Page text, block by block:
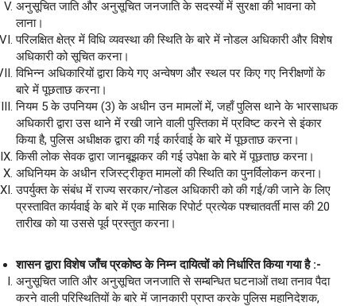
अनुसूचित जाति और अनुसूचित जनजाति के सदस्यों में सुरक्षा की भावना को
लाना।
परिलक्षित क्षेत्र में विधि व्यवस्था की स्थिति के बारे में नोडल अधिकारी और विशेष
अधिकारी को सूचित करना।
विभिन्न अधिकारियों द्वारा किये गए अन्वेषण और स्थल पर किए गए निरीक्षणों के
बारे में पूछताछ करना।
नियम 5 के उपनियम (3) के अधीन उन मामलों में, जहाँ पुलिस थाने के भारसाधक
अधिकारी द्वारा उस थाने में रखी जाने वाली पुस्तिका में प्रविष्ट करने से इंकार
किया है, पुलिस अधीक्षक द्वारा की गई कार्रवाई के बारे में पूछताछ करना।
किसी लोक सेवक द्वारा जानबूझकर की गई उपेक्षा के बारे में पूछताछ करना।
अधिनियम के अधीन रजिस्ट्रीकृत मामलों की स्थिति का पुनर्विलोकन करना।
उपर्युक्त के संबंध में राज्य सरकार/नोडल अधिकारी को की गई/की जाने के लिए
प्रस्तावित कार्यवाई के बारे में एक मासिक रिपोर्ट प्रत्येक पश्चातवर्ती मास की 20
तारीख को या उससे पूर्व प्रस्तुत करना।
शासन द्वारा विशेष जाँच प्रकोष्ठ के निम्न दायित्वों को निर्धारित किया गया है :-
अनुसूचित जाति और अनुसूचित जनजाति से सम्बन्धित घटनाओं तथा तनाव पैदा
करने वाली परिस्थितियों के बारे में जानकारी प्राप्त करके पुलिस महानिदेशक,